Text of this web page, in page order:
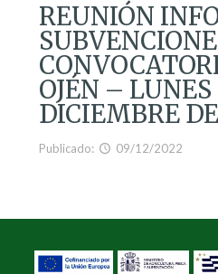
REUNIÓN
OJÉN – LUNES
DICIEMBRE
Publicado: 09/12/2022